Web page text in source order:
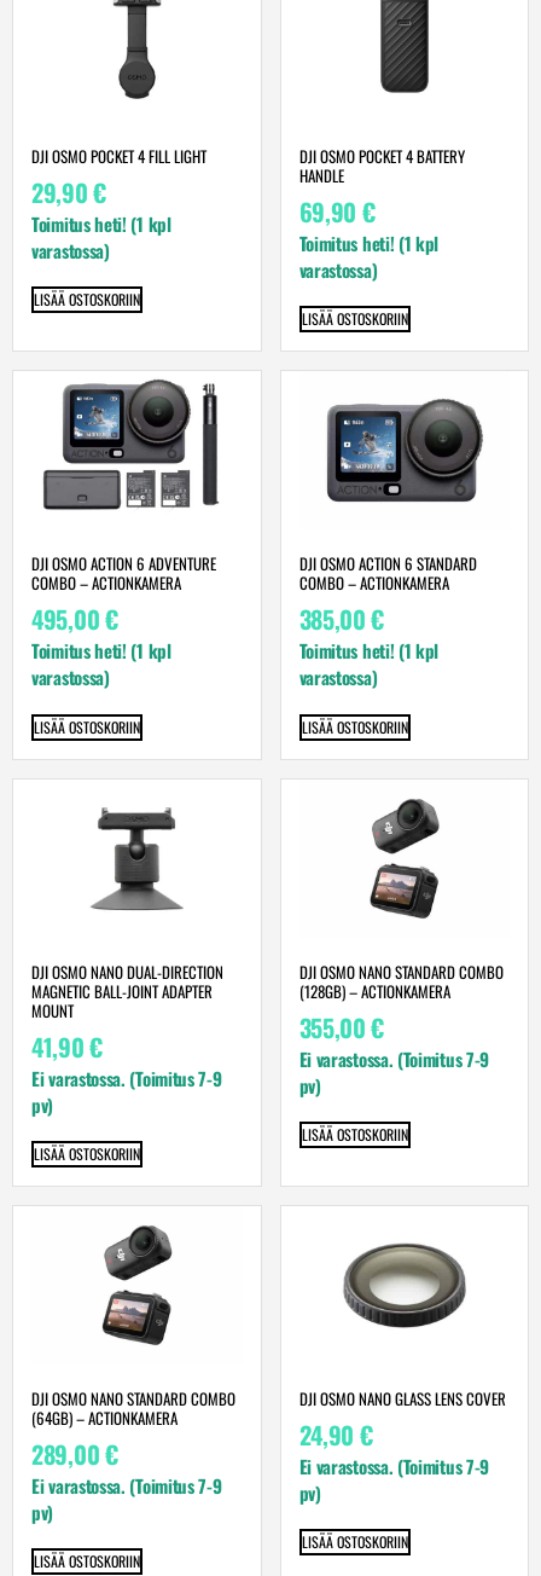
DJI OSMO POCKET 4 FILL LIGHT
29,90€
Toimitus heti! (1 kpl
varastossa)
LISÄÄ OSTOSKORIIN
DJI OSMO POCKET 4 BATTERY
HANDLE
69,90 €
Toimitus heti! (1 kpl
varastossa)
LISÄÄ OSTOSKORIIN
DJI OSMO ACTION 6 ADVENTURE
COMBO – ACTIONKAMERA
495,00€
Toimitus heti! (1 kpl
varastossa)
LISÄÄ OSTOSKORIIN
DJI OSMO ACTION 6 STANDARD
COMBO – ACTIONKAMERA
385,00€
Toimitus heti! (1 kpl
varastossa)
LISÄÄ OSTOSKORIIN
DJI OSMO NANO DUAL-DIRECTION
MAGNETIC BALL-JOINT ADAPTER
MOUNT
41,90€
Ei varastossa. (Toimitus 7-9
pv)
LISÄÄ OSTOSKORIIN
DJI OSMO NANO STANDARD COMBO
(128GB) – ACTIONKAMERA
355,00€
Ei varastossa. (Toimitus 7-9
pv)
LISÄÄ OSTOSKORIIN
DJI OSMO NANO STANDARD COMBO
(64GB) – ACTIONKAMERA
289,00€
Ei varastossa. (Toimitus 7-9
pv)
LISÄÄ OSTOSKORIIN
DJI OSMO NANO GLASS LENS COVER
24,90 €
Ei varastossa. (Toimitus 7-9
pv)
LISÄÄ OSTOSKORIIN